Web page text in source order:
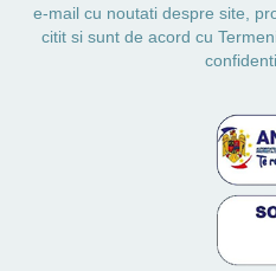
e-mail cu noutati despre site,
citit si sunt de acord cu